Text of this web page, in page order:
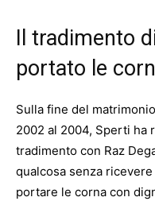
Il tradimento
portato le
Sulla fine del
2002 al 2004, Sperti ha
tradimento con Raz
qualcosa senza
portare le corna con